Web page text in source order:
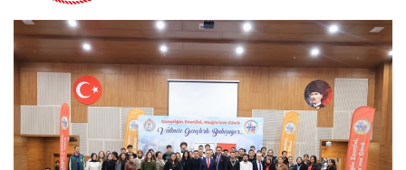
Genç Bilgi
Sistemi
Spor Bilgi
Sistemi
Kredi/Yurt
İşlemleri